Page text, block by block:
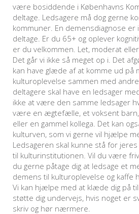
være bosiddende i Københavns
deltage. Ledsagere må dog gerne
kommuner. En demensdiagnose er
deltage. Er du 65+ og oplever
er du velkommen. Let, moderat
Det går vi ikke så meget op i. Det
kan have glæde af at komme ud på
kulturoplevelse sammen med
deltagere skal have en ledsager
ikke at være den samme ledsager
være en ægtefælle, et voksent barn,
eller en gammel kollega. Det kan
kulturven, som vi gerne vil hjælpe
Ledsageren skal kunne stå for
til kulturinstitutionen. Vil du være
du gerne påtage dig at ledsage et
demens til kulturoplevelse og kaffe
Vi kan hjælpe med at klæde dig på
støtte dig undervejs, hvis noget er
skriv og hør nærmere.